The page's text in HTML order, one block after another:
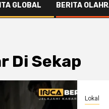
GLOBAL BERITA
Di Sekap
Lokal